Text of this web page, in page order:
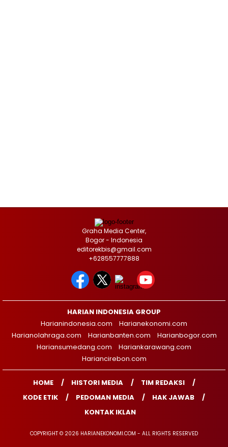
Graha Media Center,
Bogor - Indonesia
editorekbis@gmail.com
+628557777888
HARIAN INDONESIA GROUP
Harianindonesia.com
Harianekonomi.com
Harianolahraga.com
Harianbanten.com
Harianbogor.com
Hariansumedang.com
Hariankarawang.com
Hariancirebon.com
HOME HISTORI MEDIA
TIM REDAKSI
KODE ETIK
PEDOMAN MEDIA
HAK JAWAB
KONTAK IKLAN
COPYRIGHT © 2026 HARIANEKONOMI.COM - ALL RIGHTS RESERVED